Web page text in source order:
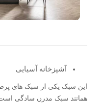
آشپزخانه آسیایی
این سبک یکی از سبک های
همانند سبک مدرن سادگی است.